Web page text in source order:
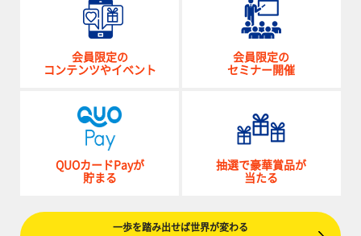
会員限定の
コンテンツやイベント
会員限定の
セミナー開催
QUOカードPayが
貯まる
抽選で豪華賞品が
当たる
一歩を踏み出せば世界が変わる